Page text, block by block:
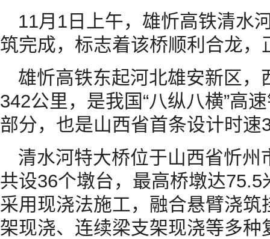
11月1日上午，雄忻高铁清水
筑完成，标志着该桥顺利合龙
雄忻高铁东起河北雄安新区
342公里，是我国“八纵八横”高
部分，也是山西省首条设计时速
清水河特大桥位于山西省忻
共设36个墩台，最高桥墩达
采用现浇法施工，融合悬臂浇
架现浇、连续梁支架现浇等多